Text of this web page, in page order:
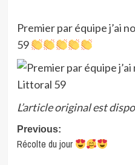
Premier par équipe j’ai
59
L’article original est
Post
navigation
Previous:
Récolte du jour